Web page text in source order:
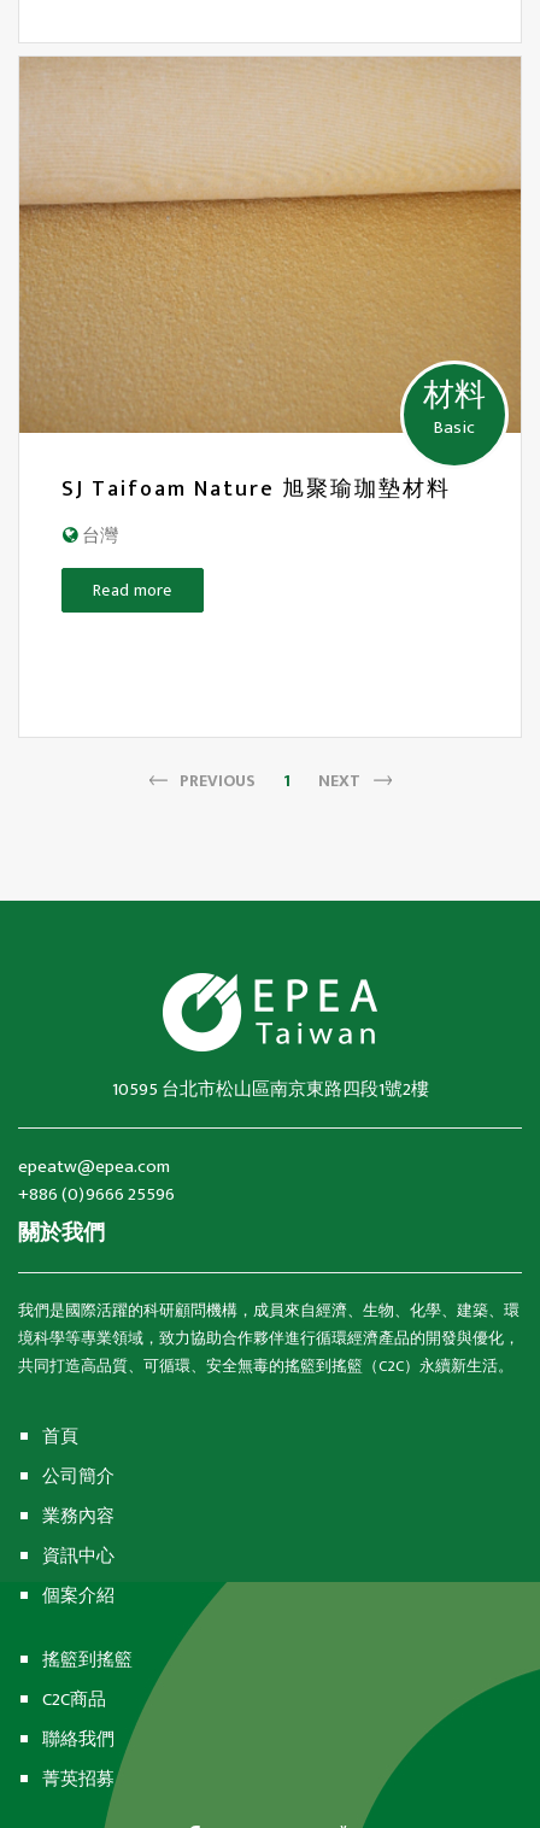
材料
Basic
SJ Taifoam Nature 旭聚瑜珈墊材料
台灣
Read more
PREVIOUS 1 NEXT
10595 台北市松山區南京東路四段1號2樓
epeatw@epea.com
+886 (0)9666 25596
關於我們
我們是國際活躍的科研顧問機構，成員來自經濟、生物、化學、建築、環
境科學等專業領域，致力協助合作夥伴進行循環經濟產品的開發與優化，
共同打造高品質、可循環、安全無毒的搖籃到搖籃（C2C）永續新生活。
首頁
公司簡介
業務內容
資訊中心
個案介紹
搖籃到搖籃
C2C商品
聯絡我們
菁英招募